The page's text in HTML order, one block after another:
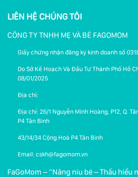
LIÊN HỆ CHÚNG TÔI
CÔNG TY TNHH MẸ VÀ BÉ FAGOMOM
Giấy chứng nhận đăng ký kinh doanh số
Do Sở Kế Hoạch Và Đầu Tư Thành Phố Hồ
08/01/2025
Địa chỉ:
Địa chỉ: 26/1 Nguyễn Minh Hoàng, P12, Q.
P4 Tân Bình
43/14/34 Cộng Hoà P4 Tân Bình
Email: cskh@fagomom.vn
FaGoMom – “Nâng niu bé – Thấu hiểu